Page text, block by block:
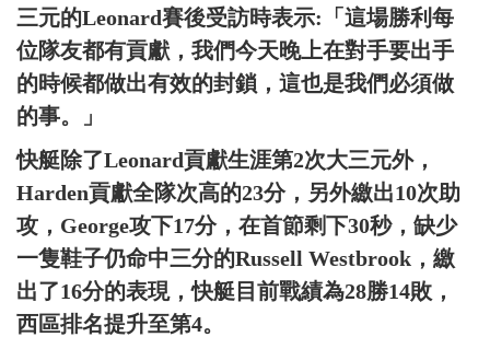
三元的Leonard賽後受訪時表示:「這場勝利每
位隊友都有貢獻，我們今天晚上在對手要出手
的時候都做出有效的封鎖，這也是我們必須做
的事。」
快艇除了Leonard貢獻生涯第2次大三元外，
Harden貢獻全隊次高的23分，另外繳出10次助
攻，George攻下17分，在首節剩下30秒，缺少
一隻鞋子仍命中三分的Russell Westbrook，繳
出了16分的表現，快艇目前戰績為28勝14敗，
西區排名提升至第4。